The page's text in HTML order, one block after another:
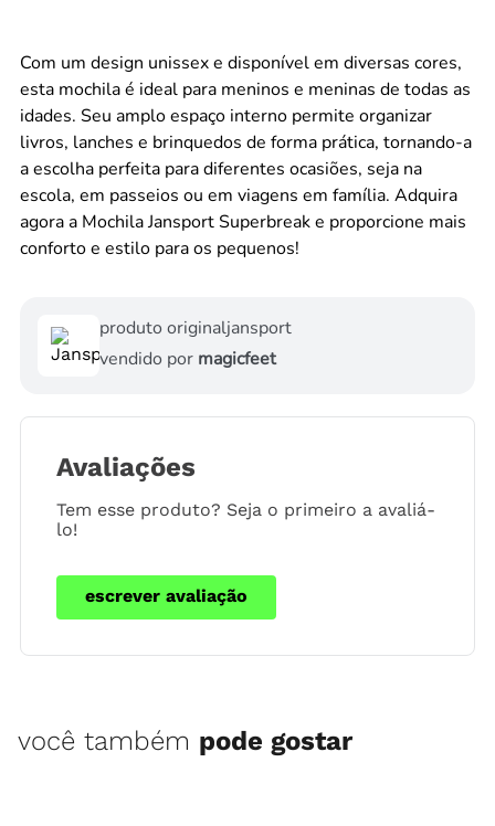
Com um design unissex e disponível em diversas cores,
esta mochila é ideal para meninos e meninas de todas as
idades. Seu amplo espaço interno permite organizar
livros, lanches e brinquedos de forma prática, tornando-a
a escolha perfeita para diferentes ocasiões, seja na
escola, em passeios ou em viagens em família. Adquira
agora a Mochila Jansport Superbreak e proporcione mais
conforto e estilo para os pequenos!
produto originaljansport
vendido por magicfeet
Avaliações
Tem esse produto? Seja o primeiro a avaliá-
lo!
escrever avaliação
você também pode gostar